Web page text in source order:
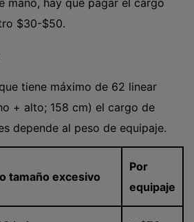
mano, hay que pagar el cargo
$30-$50.
tiene máximo de 62 linear
+ alto; 158 cm) el cargo de
depende al peso de equipaje.
tamaño excesivo
Por
equipaje